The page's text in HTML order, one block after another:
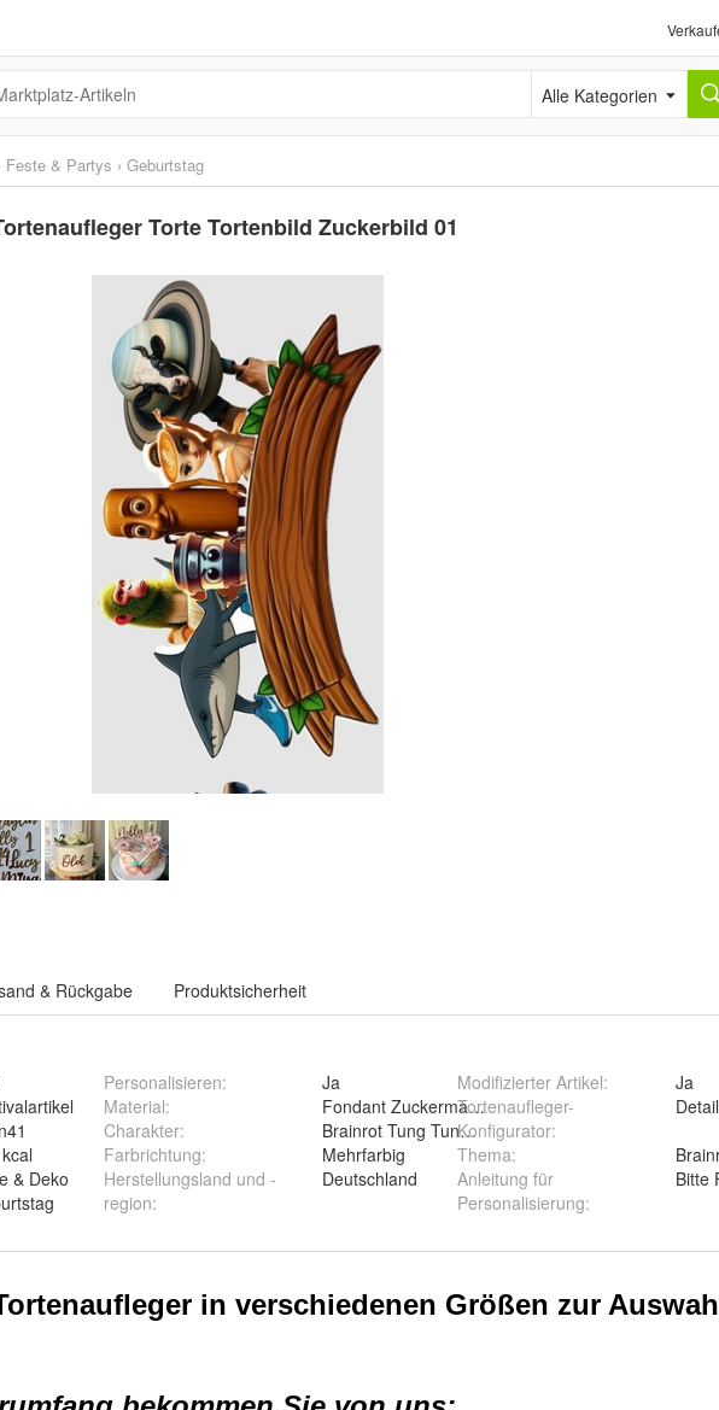
Alle Kategorien
Feste & Partys › Geburtstag
Torte Tortenbild Zuckerbild 01
& Rückgabe Produktsicherheit
& Deko
Personalisieren:
Ja
Material:
Fondant Zuckermasse Oblate Zuckerpapier
Charakter:
Brainrot Tung Tung Tung Sahur Ballerina Cappuccina
Farbrichtung:
Mehrfarbig
Herstellungsland und -
region:
Deutschland
Modifizierter Artikel:
Ja
Tortenaufleger-
Konfigurator:
Thema:
Anleitung für
Personalisierung:
Bitte